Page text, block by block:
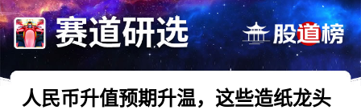
人民币升值预期升温，这些造纸龙头